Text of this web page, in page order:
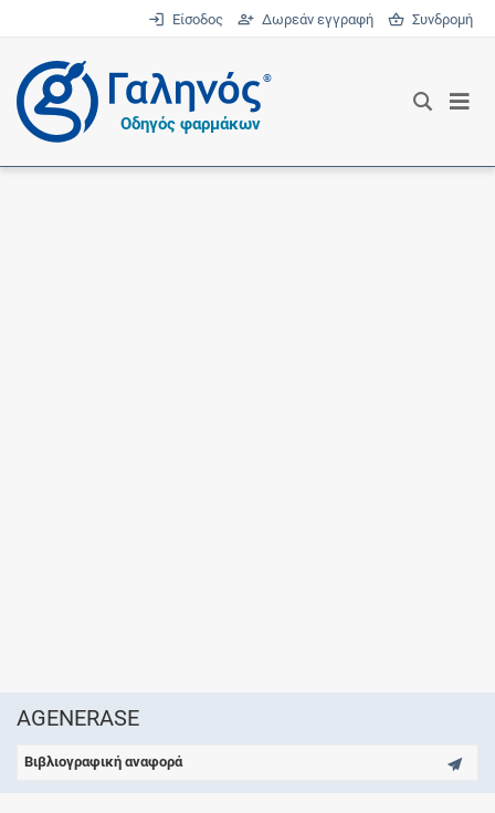
Είσοδος Δωρεάν εγγραφή Συνδρομή
®
Οδηγός φαρμάκων
AGENERASE
Βιβλιογραφική αναφορά